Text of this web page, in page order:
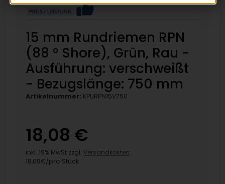
15 mm Rundriemen RPN
(88 ° Shore), Grün, Rau -
Ausführung: verschweißt
- Bezugslänge: 750 mm
Artikelnummer: KPURPN15V750
18,08 €
inkl. 19% MwSt zzgl. Versandkosten
18,08€/pro Stück